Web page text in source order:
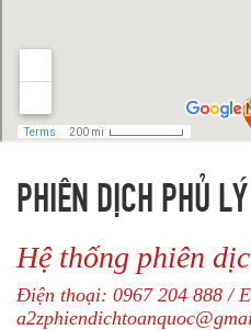
PHIÊN DỊCH PHỦ
Hệ thống phiên
Điện thoại: 0967 204 888 /